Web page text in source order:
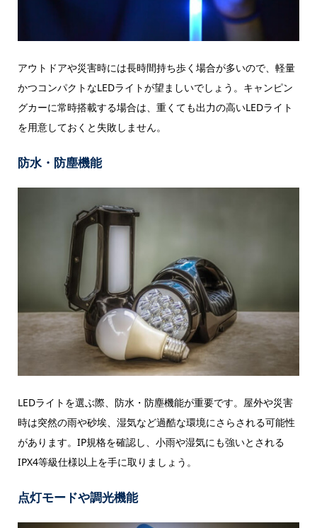
アウトドアや災害時には長時間持ち歩く場合が多いので、軽量
かつコンパクトなLEDライトが望ましいでしょう。キャンピン
グカーに常時搭載する場合は、重くても出力の高いLEDライト
を用意しておくと失敗しません。
防水・防塵機能
LEDライトを選ぶ際、防水・防塵機能が重要です。屋外や災害
時は突然の雨や砂埃、湿気など過酷な環境にさらされる可能性
があります。IP規格を確認し、小雨や湿気にも強いとされる
IPX4等級仕様以上を手に取りましょう。
点灯モードや調光機能